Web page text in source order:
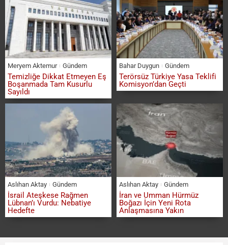
Meryem Aktemur Gündem
Temizliğe Dikkat Etmeyen Eş
Boşanmada Tam Kusurlu
Sayıldı
Bahar Duygun Gündem
Terörsüz Türkiye Yasa Teklifi
Komisyon’dan Geçti
Aslıhan Aktay Gündem
İsrail Ateşkese Rağmen
Lübnan’ı Vurdu: Nebatiye
Hedefte
Aslıhan Aktay Gündem
İran ve Umman Hürmüz
Boğazı İçin Yeni Rota
Anlaşmasına Yakın